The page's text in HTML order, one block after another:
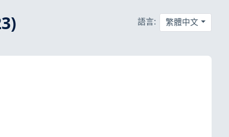
語言: 繁體中文